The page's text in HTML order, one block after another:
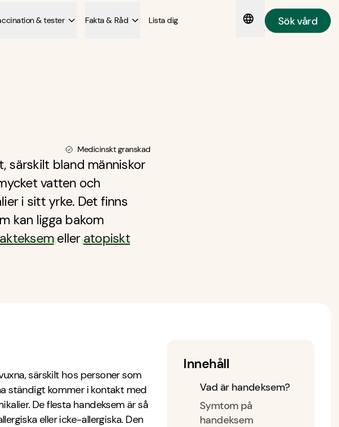
& tester Fakta & Råd Lista dig Sök vård
Medicinskt granskad
särskilt bland människor
vatten och
i sitt yrke. Det finns
kan ligga bakom
elleratopiskt
särskilt hos personer som
ständigt kommer i kontakt med
De flesta handeksem är så
eller icke-allergiska. Den
Innehåll
Vad är handeksem?
Symtom på
handeksem